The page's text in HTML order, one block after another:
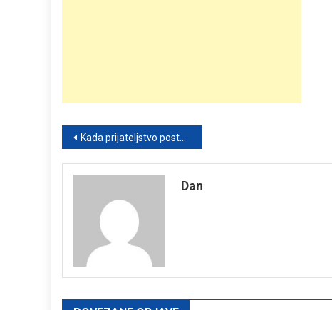
Post
navigation
Kada prijateljstvo postane jednosmerna ulica: Iskustvo koje nas uči o granicama
Dan